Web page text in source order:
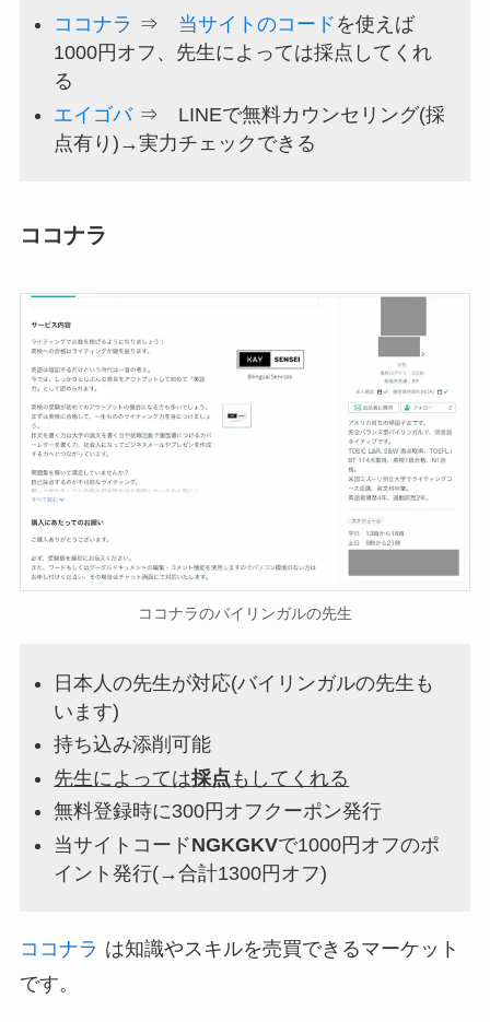
ココナラ ⇒ 当サイトのコード を使えば
1000円オフ、先生によっては採点してくれ
る
エイゴバ ⇒ LINEで無料カウンセリング(採
点有り)→実力チェックできる
ココナラ
ココナラのバイリンガルの先生
日本人の先生が対応(バイリンガルの先生も
います)
持ち込み添削可能
先生によっては採点 もしてくれる
無料登録時に300円オフクーポン発行
当サイトコードNGKGKVで1000円オフのポ
イント発行(→合計1300円オフ)
ココナラ は知識やスキルを売買できるマーケット
です。